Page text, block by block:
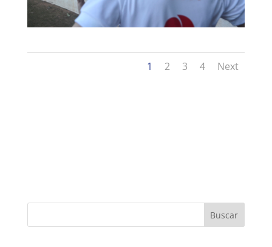
1 2 3 4 Next